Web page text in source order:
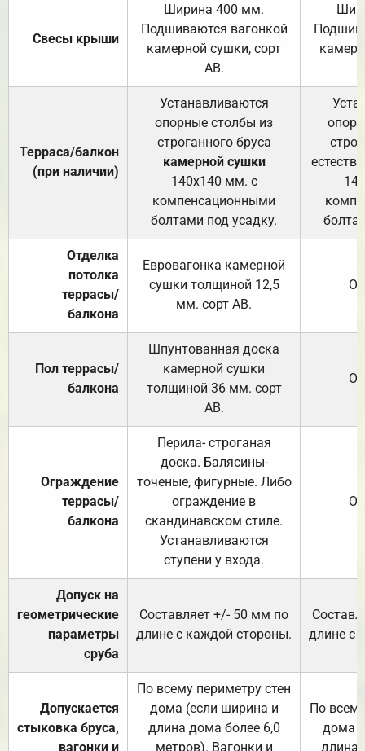
Свесы крыши
Ширина 400 мм.
Подшиваются вагонкой
камерной сушки, сорт
АВ.
Терраса/балкон
(при наличии)
Устанавливаются
опорные столбы из
строганного бруса
камерной сушки
140х140 мм. с
компенсационными
болтами под усадку.
Отделка
потолка
террасы/
балкона
Евровагонка камерной
сушки толщиной 12,5
мм. сорт АВ.
Пол террасы/
балкона
Шпунтованная доска
камерной сушки
толщиной 36 мм. сорт
АВ.
Ограждение
террасы/
балкона
Перила- строганая
доска. Балясины-
точеные, фигурные. Либо
ограждение в
скандинавском стиле.
Устанавливаются
ступени у входа.
Допуск на
геометрические
параметры
сруба
Составляет +/- 50 мм по
длине с каждой стороны.
длине с
Допускается
стыковка бруса,
вагонки и
По всему периметру стен
дома (если ширина и
длина дома более 6,0
метров). Вагонки и
По
дома
длина